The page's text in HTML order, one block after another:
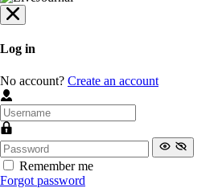
Log in
No account? Create an account
Remember me
Forgot password